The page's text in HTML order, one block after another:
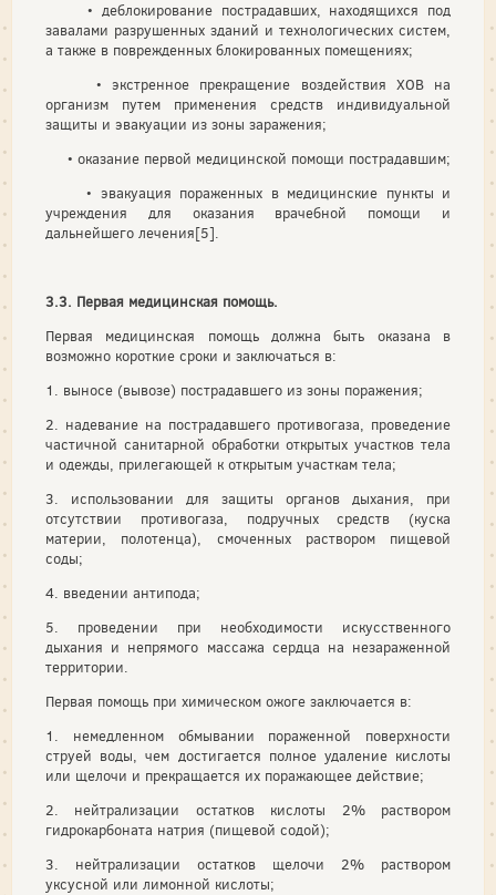
• деблокирование пострадавших, находящихся под
завалами разрушенных зданий и технологических систем,
а также в поврежденных блокированных помещениях;
• экстренное прекращение воздействия ХОВ на
организм путем применения средств индивидуальной
защиты и эвакуации из зоны заражения;
• оказание первой медицинской помощи пострадавшим;
• эвакуация пораженных в медицинские пункты и
учреждения для оказания врачебной помощи и
дальнейшего лечения[5].
3.3. Первая медицинская помощь.
Первая медицинская помощь должна быть оказана в
возможно короткие сроки и заключаться в:
1. выносе (вывозе) пострадавшего из зоны поражения;
2. надевание на пострадавшего противогаза, проведение
частичной санитарной обработки открытых участков тела
и одежды, прилегающей к открытым участкам тела;
3. использовании для защиты органов дыхания, при
отсутствии противогаза, подручных средств (куска
материи, полотенца), смоченных раствором пищевой
соды;
4. введении антипода;
5. проведении при необходимости искусственного
дыхания и непрямого массажа сердца на незараженной
территории.
Первая помощь при химическом ожоге заключается в:
1. немедленном обмывании пораженной поверхности
струей воды, чем достигается полное удаление кислоты
или щелочи и прекращается их поражающее действие;
2. нейтрализации остатков кислоты 2% раствором
гидрокарбоната натрия (пищевой содой);
3. нейтрализации остатков щелочи 2% раствором
уксусной или лимонной кислоты;